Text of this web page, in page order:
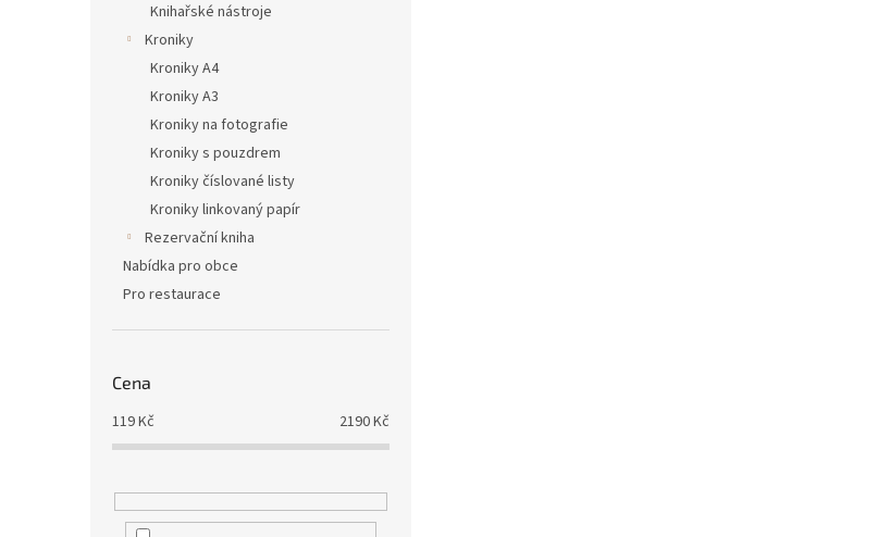
Knihařské nástroje
Kroniky
Kroniky A4
Kroniky A3
Kroniky na fotografie
Kroniky s pouzdrem
Kroniky číslované listy
Kroniky linkovaný papír
Rezervační kniha
Nabídka pro obce
Pro restaurace
Cena
119Kč 2190Kč